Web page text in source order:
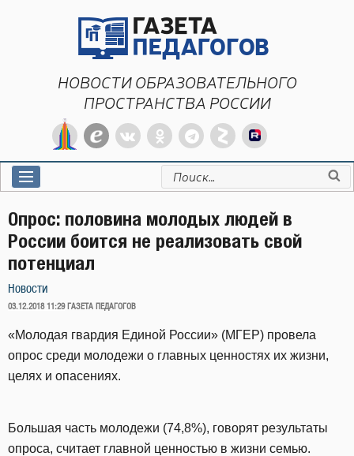
НОВОСТИ ОБРАЗОВАТЕЛЬНОГО
ПРОСТРАНСТВА РОССИИ
Искать:
Опрос: половина молодых людей в
России боится не реализовать свой
потенциал
Новости
ОПУБЛИКОВАНО
03.12.2018 11:29 ГАЗЕТА ПЕДАГОГОВ
«Молодая гвардия Единой России» (МГЕР) провела
опрос среди молодежи о главных ценностях их жизни,
целях и опасениях.
Большая часть молодежи (74,8%), говорят результаты
опроса, считает главной ценностью в жизни семью.